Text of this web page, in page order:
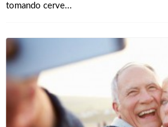
tomando cerve...